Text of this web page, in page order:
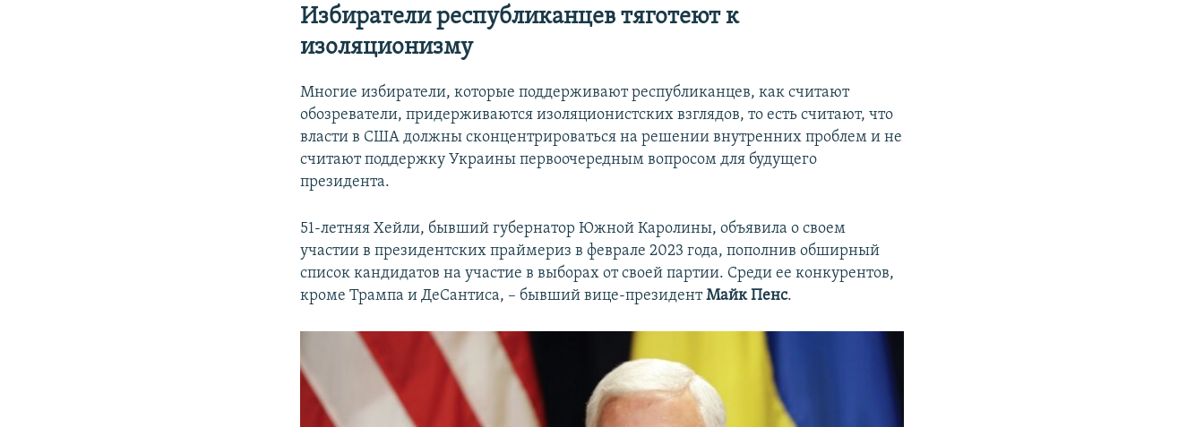
Избиратели республиканцев тяготеют к
изоляционизму
Многие избиратели, которые поддерживают республиканцев, как считают
обозреватели, придерживаются изоляционистских взглядов, то есть считают, что
власти в США должны сконцентрироваться на решении внутренних проблем и не
считают поддержку Украины первоочередным вопросом для будущего
президента.
51-летняя Хейли, бывший губернатор Южной Каролины, объявила о своем
участии в президентских праймериз в феврале 2023 года, пополнив обширный
список кандидатов на участие в выборах от своей партии. Среди ее конкурентов,
кроме Трампа и ДеСантиса, – бывший вице-президентМайк Пенс.